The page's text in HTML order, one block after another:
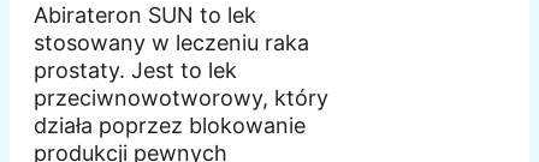
Abirateron SUN to lek
stosowany w leczeniu raka
prostaty. Jest to lek
przeciwnowotworowy, który
działa poprzez blokowanie
produkcji pewnych